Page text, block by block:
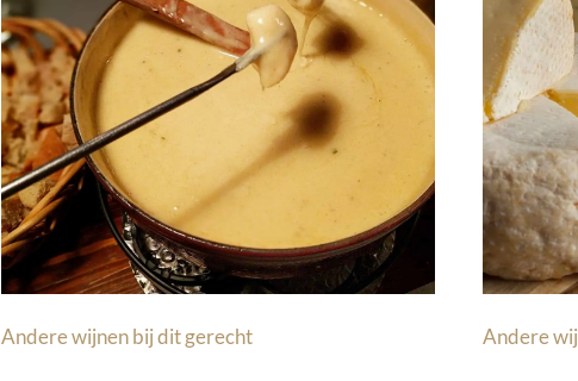
Andere wijnen bij dit gerecht Andere